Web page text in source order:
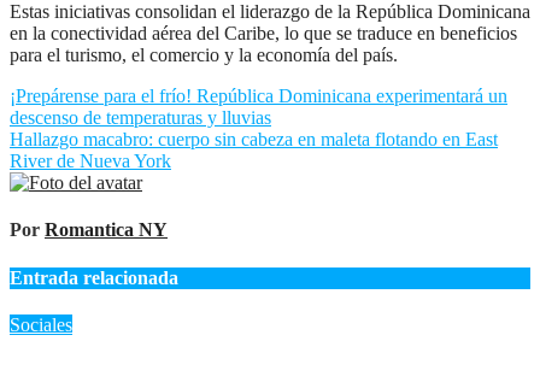
Estas iniciativas consolidan el liderazgo de la República Dominicana
en la conectividad aérea del Caribe, lo que se traduce en beneficios
para el turismo, el comercio y la economía del país.
Navegación
de
entradas
¡Prepárense para el frío! República Dominicana experimentará un
descenso de temperaturas y lluvias
Hallazgo macabro: cuerpo sin cabeza en maleta flotando en East
River de Nueva York
Por Romantica NY
Entrada relacionada
Sociales